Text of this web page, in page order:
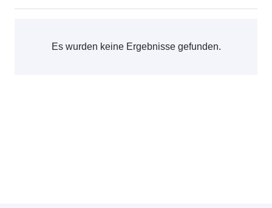
Es wurden keine Ergebnisse gefunden.